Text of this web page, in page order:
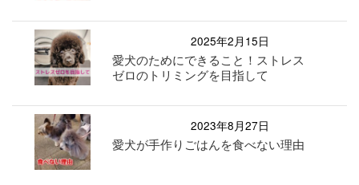
2025年2月15日
愛犬のためにできること！ストレス
ゼロのトリミングを目指して
2023年8月27日
愛犬が手作りごはんを食べない理由